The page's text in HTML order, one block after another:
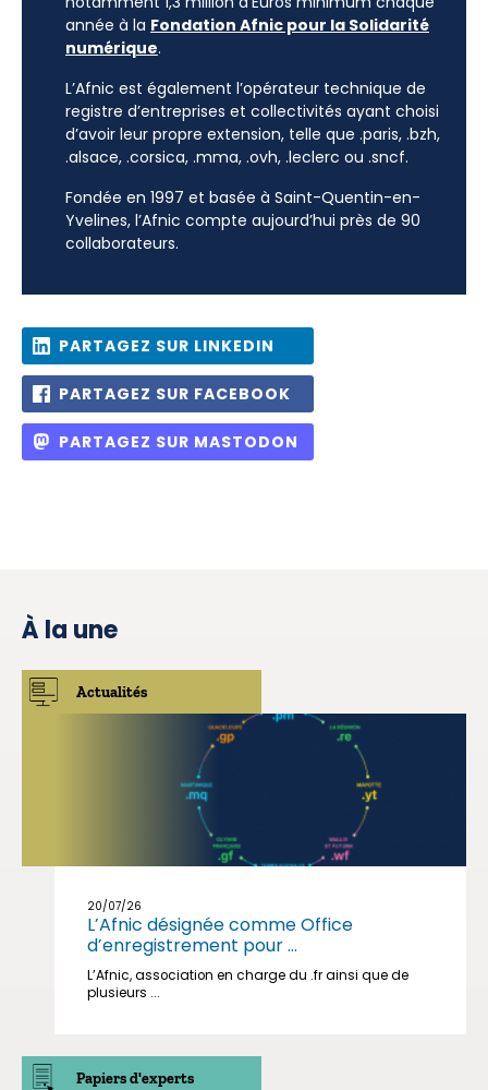
année à la Fondation Afnic pour la Solidarité
numérique.
L’Afnic est également l’opérateur technique de
registre d’entreprises et collectivités ayant choisi
d’avoir leur propre extension, telle que .paris, .bzh,
.alsace, .corsica, .mma, .ovh, .leclerc ou .sncf.
Fondée en 1997 et basée à Saint-Quentin-en-
Yvelines, l’Afnic compte aujourd’hui près de 90
collaborateurs.
PARTAGEZ SUR LINKEDIN
PARTAGEZ SUR FACEBOOK
PARTAGEZ SUR MASTODON
À la une
Actualités
20/07/26
L’Afnic désignée comme Office
d’enregistrement pour ...
L’Afnic, association en charge du .fr ainsi que de
plusieurs ...
Papiers d'experts